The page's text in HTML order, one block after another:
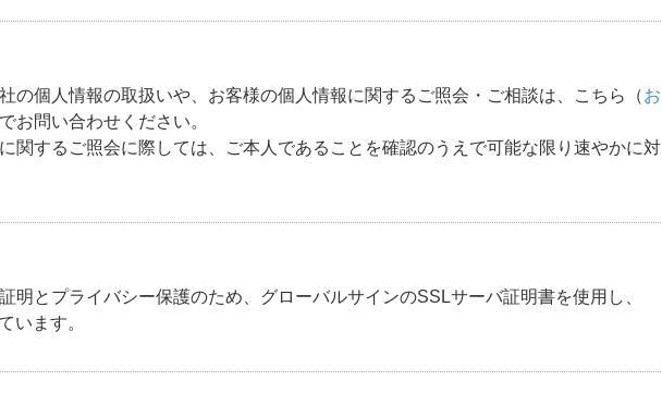
の個人情報の取扱いや、お客様の個人情報に関するご照会・ご相談は、こちら（お
お問い合わせください。
関するご照会に際しては、ご本人であることを確認のうえで可能な限り速やかに対
明とプライバシー保護のため、グローバルサインのSSLサーバ証明書を使用し、
います。